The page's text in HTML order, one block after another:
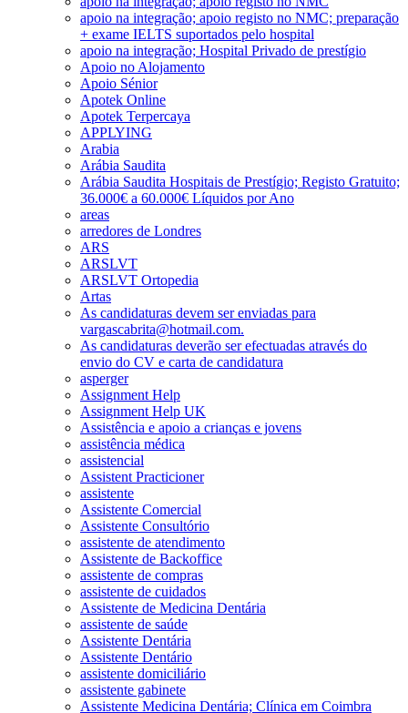
apoio na integração; apoio registo no NMC; preparação
+ exame IELTS suportados pelo hospital
apoio na integração; Hospital Privado de prestígio
Apoio no Alojamento
Apoio Sénior
Apotek Online
Apotek Terpercaya
APPLYING
Arabia
Arábia Saudita
Arábia Saudita Hospitais de Prestígio; Registo Gratuito;
36.000€ a 60.000€ Líquidos por Ano
areas
arredores de Londres
ARS
ARSLVT
ARSLVT Ortopedia
Artas
As candidaturas devem ser enviadas para
vargascabrita@hotmail.com.
As candidaturas deverão ser efectuadas através do
envio do CV e carta de candidatura
asperger
Assignment Help
Assignment Help UK
Assistência e apoio a crianças e jovens
assistência médica
assistencial
Assistent Practicioner
assistente
Assistente Comercial
Assistente Consultório
assistente de atendimento
Assistente de Backoffice
assistente de compras
assistente de cuidados
Assistente de Medicina Dentária
assistente de saúde
Assistente Dentária
Assistente Dentário
assistente domiciliário
assistente gabinete
Assistente Medicina Dentária; Clínica em Coimbra